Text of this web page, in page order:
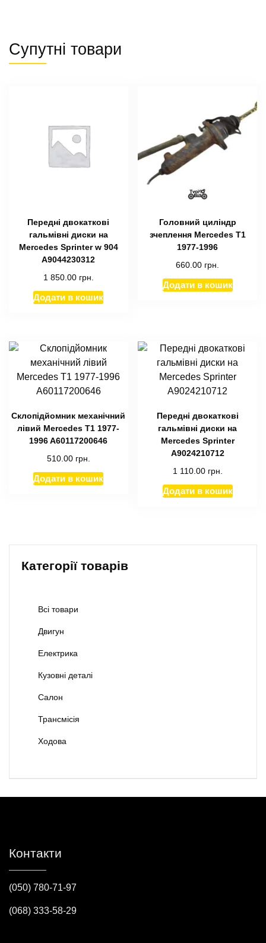
Супутні товари
Передні двокаткові
гальмівні диски на
Mercedes Sprinter w 904
А9044230312
1 850.00 грн.
Додати в кошик
Головний циліндр
зчеплення Mercedes T1
1977-1996
660.00 грн.
Додати в кошик
Склопідйомник механічний
лівий Mercedes T1 1977-
1996 A60117200646
510.00 грн.
Додати в кошик
Передні двокаткові
гальмівні диски на
Mercedes Sprinter
А9024210712
1 110.00 грн.
Додати в кошик
Категорії товарів
Всі товари
Двигун
Електрика
Кузовні деталі
Салон
Трансмісія
Ходова
Контакти
(050) 780-71-97
(068) 333-58-29